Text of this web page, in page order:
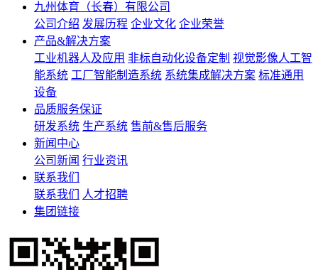
九州体育（长春）有限公司
公司介绍 发展历程 企业文化 企业荣誉
产品&解决方案
工业机器人及应用 非标自动化设备定制 视觉影像人工智
能系统 工厂智能制造系统 系统集成解决方案 标准通用
设备
品质服务保证
研发系统 生产系统 售前&售后服务
新闻中心
公司新闻 行业资讯
联系我们
联系我们
人才招聘
集团链接